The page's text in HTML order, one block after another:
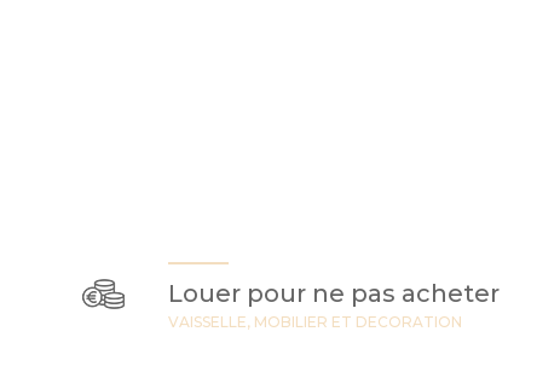
Louer pour ne pas acheter
VAISSELLE, MOBILIER ET DECORATION